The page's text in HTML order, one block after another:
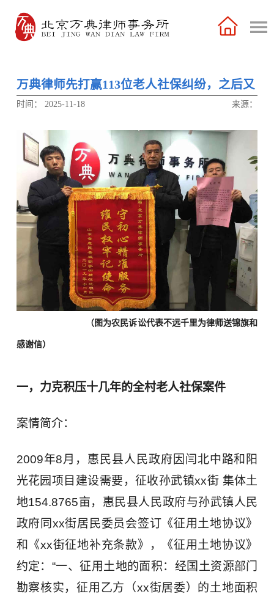
万典律师先打赢113位老人社保纠纷，之后又
为该村三组打赢积压十年土地补偿案件
来源：
时间： 2025-11-18
（图为农民诉讼代表不远千里为律师送锦旗和
感谢信）
一，力克积压十几年的全村老人社保案件
案情简介：
2009年8月，惠民县人民政府因闫北中路和阳
光花园项目建设需要，征收孙武镇xx街 集体土
地154.8765亩，惠民县人民政府与孙武镇人民
政府同xx街居民委员会签订《征用土地协议》
和《xx街征地补充条款》，《征用土地协议》
约定：“一、征用土地的面积：经国土资源部门
勘察核实，征用乙方（xx街居委）的土地面积